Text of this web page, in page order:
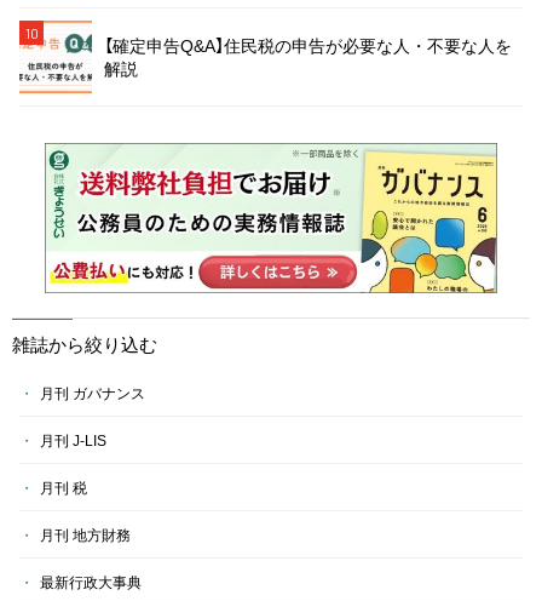
10
【確定申告Q&A】住民税の申告が必要な人・不要な人を
解説
雑誌から絞り込む
月刊 ガバナンス
月刊 J-LIS
月刊 税
月刊 地方財務
最新行政大事典